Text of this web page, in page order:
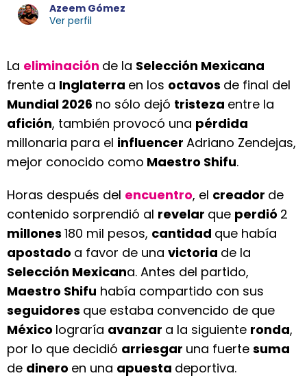
Azeem Gómez
Ver perfil
La eliminación de la Selección Mexicana
frente a Inglaterra en los octavos de final del
Mundial 2026 no sólo dejó tristeza entre la
afición, también provocó una pérdida
millonaria para el influencer Adriano Zendejas,
mejor conocido como Maestro Shifu.
Horas después del encuentro, el creador de
contenido sorprendió al revelar que perdió 2
millones 180 mil pesos, cantidad que había
apostado a favor de una victoria de la
Selección Mexicana. Antes del partido,
Maestro Shifu había compartido con sus
seguidores que estaba convencido de que
México lograría avanzar a la siguiente ronda,
por lo que decidió arriesgar una fuerte suma
de dinero en una apuesta deportiva.